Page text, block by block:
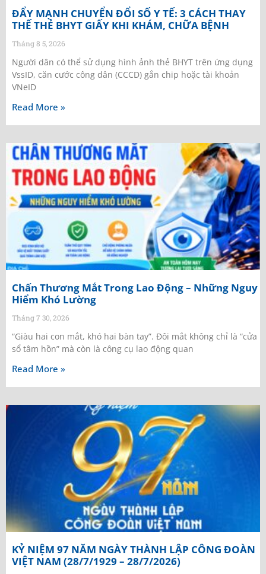
ĐẨY MẠNH CHUYỂN ĐỔI SỐ Y TẾ: 3 CÁCH THAY
THẾ THẺ BHYT GIẤY KHI KHÁM, CHỮA BỆNH
Tháng 8 5, 2026
Người dân có thể sử dụng hình ảnh thẻ BHYT trên ứng dụng
VssID, căn cước công dân (CCCD) gắn chip hoặc tài khoản
VNeID
Read More »
Chấn Thương Mắt Trong Lao Động – Những Nguy
Hiểm Khó Lường
Tháng 7 30, 2026
“Giàu hai con mắt, khó hai bàn tay”. Đôi mắt không chỉ là “cửa
sổ tâm hồn” mà còn là công cụ lao động quan
Read More »
KỶ NIỆM 97 NĂM NGÀY THÀNH LẬP CÔNG ĐOÀN
VIỆT NAM (28/7/1929 – 28/7/2026)